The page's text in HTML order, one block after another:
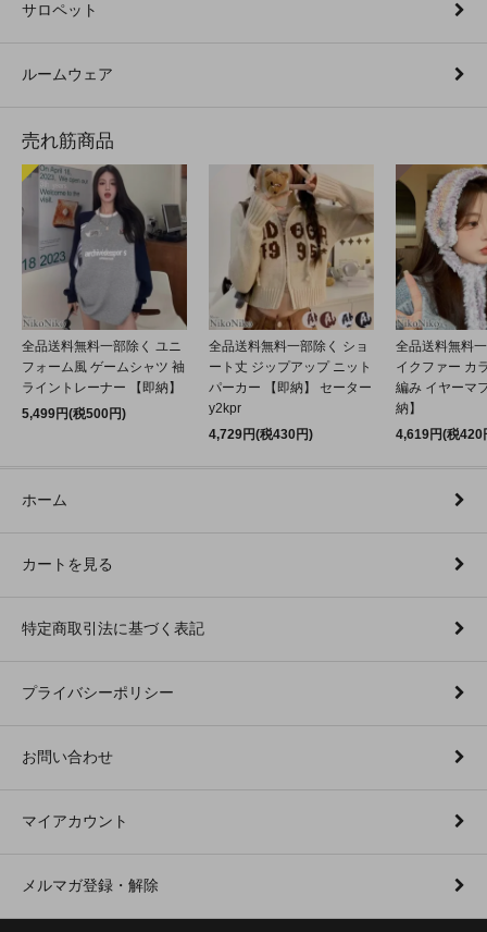
サロペット
ルームウェア
売れ筋商品
全品送料無料一部除く ユニ
フォーム風 ゲームシャツ 袖
ライントレーナー 【即納】
5,499円(税500円)
全品送料無料一部除く ショ
ート丈 ジップアップ ニット
パーカー 【即納】 セーター
y2kpr
4,729円(税430円)
全品送料無料
イクファー カ
編み イヤーマ
納】
4,619円(税420
ホーム
カートを見る
特定商取引法に基づく表記
プライバシーポリシー
お問い合わせ
マイアカウント
メルマガ登録・解除